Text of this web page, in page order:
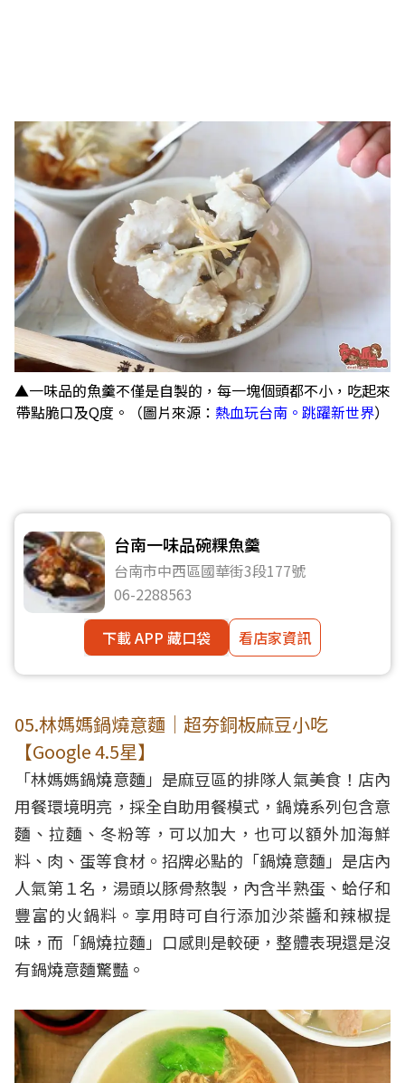
▲一味品的魚羹不僅是自製的，每一塊個頭都不小，吃起來
帶點脆口及Q度。（圖片來源： 熱血玩台南。跳躍新世界）
台南一味品碗粿魚羹
台南市中西區國華街3段177號
06-2288563
下載 APP 藏口袋
看店家資訊
05.林媽媽鍋燒意麵｜超夯銅板麻豆小吃
【Google 4.5星】
「林媽媽鍋燒意麵」是麻豆區的排隊人氣美食！店內
用餐環境明亮，採全自助用餐模式，鍋燒系列包含意
麵、拉麵、冬粉等，可以加大，也可以額外加海鮮
料、肉、蛋等食材。招牌必點的「鍋燒意麵」是店內
人氣第１名，湯頭以豚骨熬製，內含半熟蛋、蛤仔和
豐富的火鍋料。享用時可自行添加沙茶醬和辣椒提
味，而「鍋燒拉麵」口感則是較硬，整體表現還是沒
有鍋燒意麵驚豔。